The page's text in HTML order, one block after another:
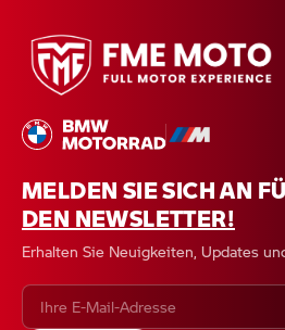
MELDEN SIE SICH AN
DEN NEWSLETTER!
Erhalten Sie Neuigkeiten, Updates